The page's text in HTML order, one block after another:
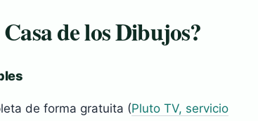
de los Dibujos?
de forma gratuita (Pluto TV, servicio